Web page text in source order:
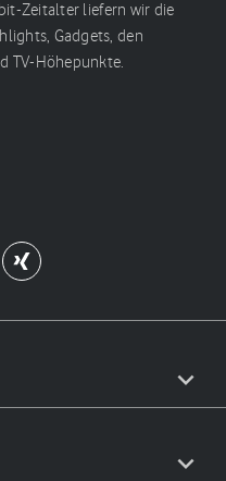
Zeitalter liefern wir die
Gadgets, den
TV-Höhepunkte.